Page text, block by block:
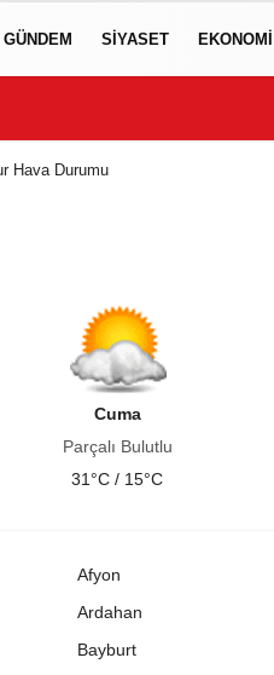
GÜNDEM SIYASET EKONOMI
Hava Durumu
Cuma
Parçalı Bulutlu
31°C / 15°C
Afyon
Ardahan
Bayburt